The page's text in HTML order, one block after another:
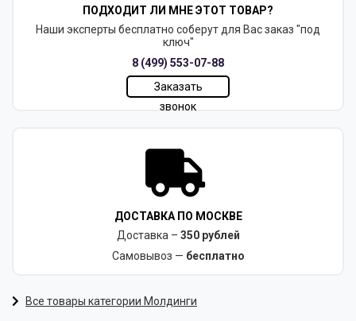
ПОДХОДИТ ЛИ МНЕ ЭТОТ ТОВАР?
Наши эксперты бесплатно соберут для Вас заказ "под
ключ"
8 (499) 553-07-88
Заказать
звонок
ДОСТАВКА ПО МОСКВЕ
Доставка – 350 рублей
Самовывоз — бесплатно
Все товары категории Молдинги